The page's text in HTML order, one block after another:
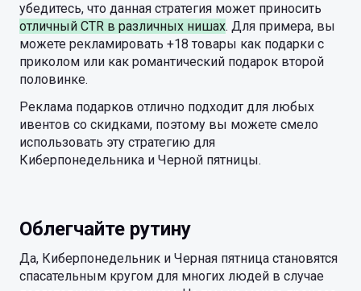
убедитесь, что данная стратегия может приносить
отличный CTR в различных нишах. Для примера, вы
можете рекламировать +18 товары как подарки с
приколом или как романтический подарок второй
половинке.
Реклама подарков отлично подходит для любых
ивентов со скидками, поэтому вы можете смело
использовать эту стратегию для
Киберпонедельника и Черной пятницы.
Облегчайте рутину
Да, Киберпонедельник и Черная пятница становятся
спасательным кругом для многих людей в случае